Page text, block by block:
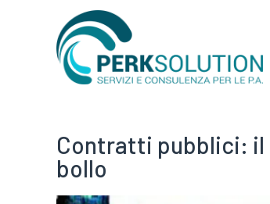
Contratti pubblici: il
bollo